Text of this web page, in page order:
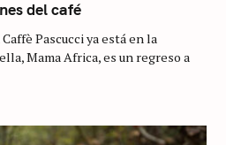
del café
Pascucci ya está en la
Mama Africa, es un regreso a